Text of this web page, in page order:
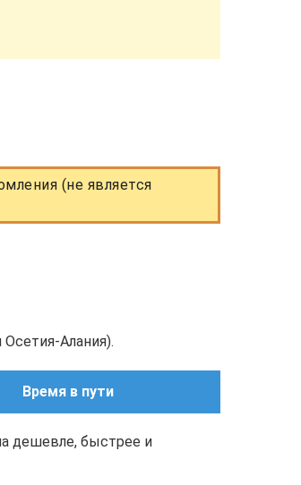
(не является
Алания).
Время в пути
дешевле, быстрее и